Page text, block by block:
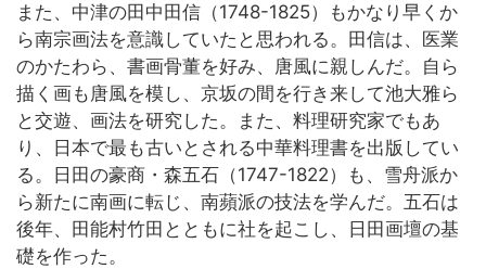
また、中津の田中田信（1748-1825）もかなり早くか
ら南宗画法を意識していたと思われる。田信は、医業
のかたわら、書画骨董を好み、唐風に親しんだ。自ら
描く画も唐風を模し、京坂の間を行き来して池大雅ら
と交遊、画法を研究した。また、料理研究家でもあ
り、日本で最も古いとされる中華料理書を出版してい
る。日田の豪商・森五石（1747-1822）も、雪舟派か
ら新たに南画に転じ、南蘋派の技法を学んだ。五石は
後年、田能村竹田とともに社を起こし、日田画壇の基
礎を作った。